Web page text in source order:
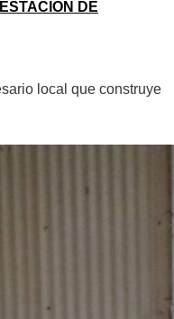
DE
local que construye